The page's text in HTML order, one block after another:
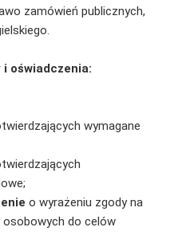
zamówień publicznych,
oświadczenia:
wymagane
o wyrażeniu zgody na
do celów